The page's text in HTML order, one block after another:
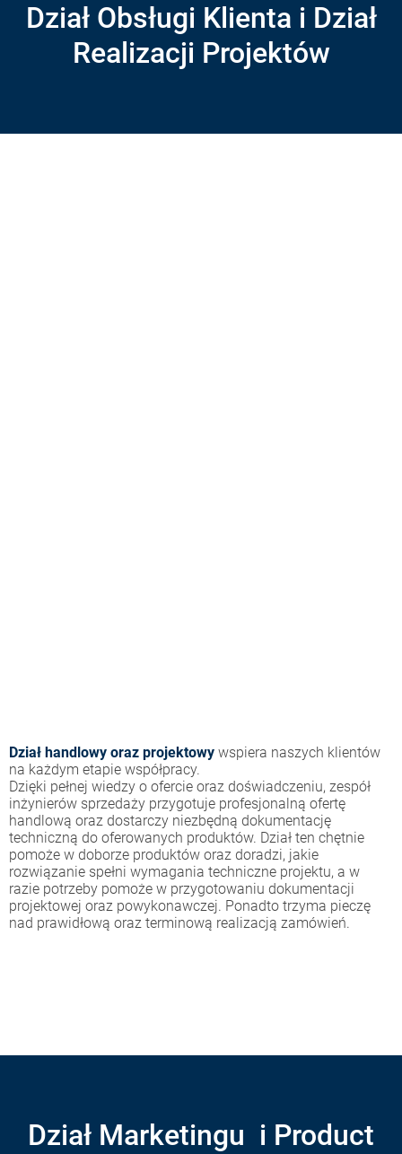
Dział Obsługi Klienta i Dział
Realizacji Projektów
Dział handlowy oraz projektowy wspiera naszych klientów
na każdym etapie współpracy.
Dzięki pełnej wiedzy o ofercie oraz doświadczeniu, zespół
inżynierów sprzedaży przygotuje profesjonalną ofertę
handlową oraz dostarczy niezbędną dokumentację
techniczną do oferowanych produktów. Dział ten chętnie
pomoże w doborze produktów oraz doradzi, jakie
rozwiązanie spełni wymagania techniczne projektu, a w
razie potrzeby pomoże w przygotowaniu dokumentacji
projektowej oraz powykonawczej. Ponadto trzyma pieczę
nad prawidłową oraz terminową realizacją zamówień.
Dział Marketingu i Product